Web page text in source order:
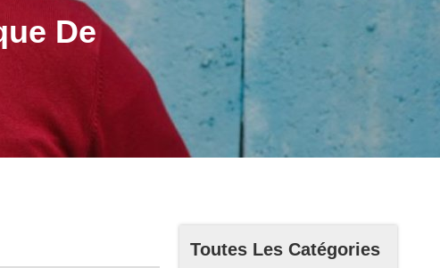
De
Toutes Les Catégories